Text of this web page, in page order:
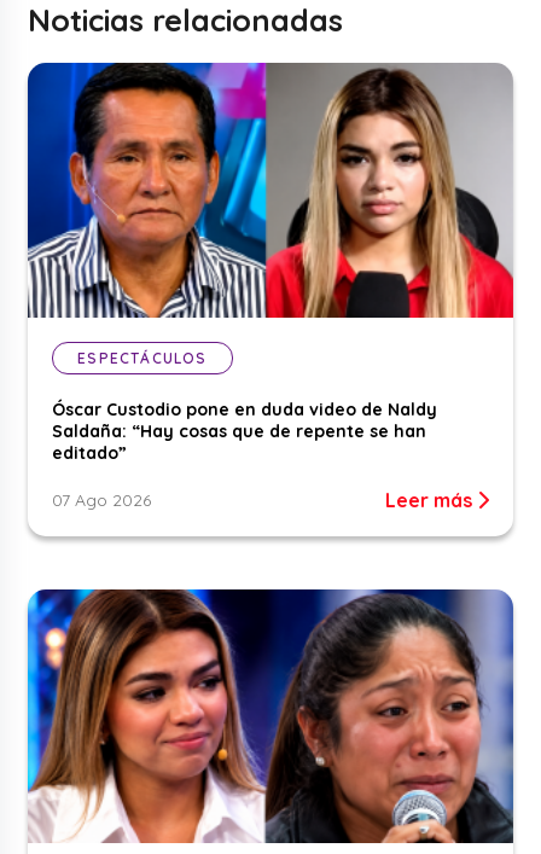
Noticias relacionadas
ESPECTÁCULOS
Óscar Custodio pone en duda video de Naldy
Saldaña: “Hay cosas que de repente se han
editado”
07 Ago 2026 Leer más